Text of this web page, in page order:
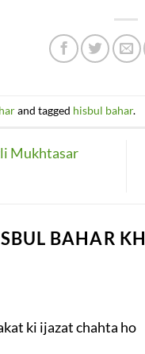
and tagged hisbul bahar.
Mukhtasar
BAHAR
ki ijazat chahta ho